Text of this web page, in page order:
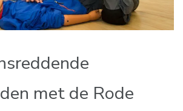
met de Rode